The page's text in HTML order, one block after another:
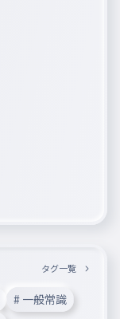
タグ一覧
# 一般常識